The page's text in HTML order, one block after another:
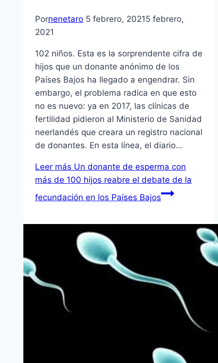
Pornenetaro 5 febrero, 20215 febrero,
2021
102 niños. Esta es la sorprendente cifra de
hijos que un donante anónimo de los
Países Bajos ha llegado a engendrar. Sin
embargo, el problema radica en que esto
no es nuevo: ya en 2017, las clínicas de
fertilidad pidieron al Ministerio de Sanidad
neerlandés que creara un registro nacional
de donantes. En esta línea, el diario…
Leer más Un donante de esperma con
más de 100 hijos reabre el debate de la
fecundación en los Países Bajos